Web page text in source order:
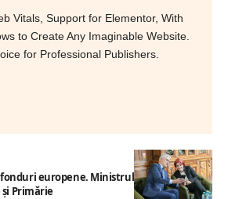
Vitals, Support for Elementor, With
to Create Any Imaginable Website.
for Professional Publishers.
europene. Ministrul Dragoș Pîslaru,
Primărie